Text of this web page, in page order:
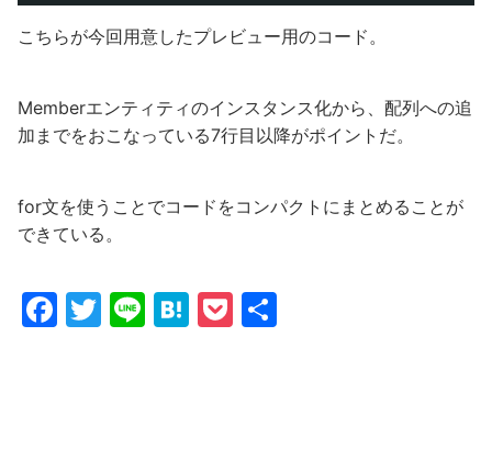
こちらが今回用意したプレビュー用のコード。
Memberエンティティのインスタンス化から、配列への追
加までをおこなっている7行目以降がポイントだ。
for文を使うことでコードをコンパクトにまとめることが
できている。
F
T
Li H
P